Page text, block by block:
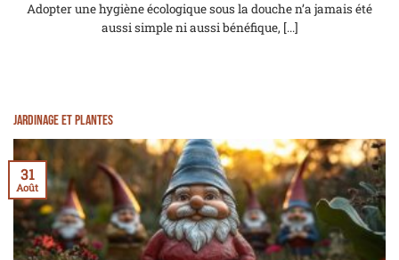
Adopter une hygiène écologique sous la douche n’a jamais été
aussi simple ni aussi bénéfique, [...]
Jardinage et Plantes
31
Août